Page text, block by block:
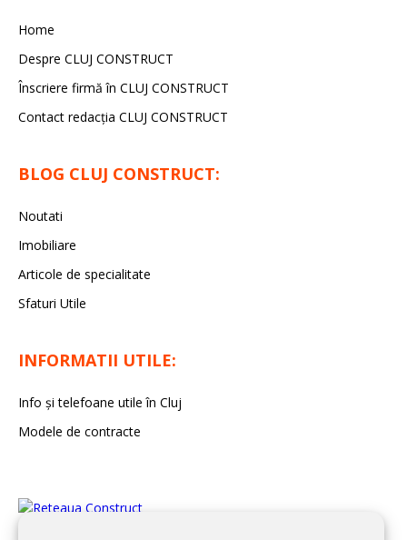
Home
Despre CLUJ CONSTRUCT
Înscriere firmă în CLUJ CONSTRUCT
Contact redacția CLUJ CONSTRUCT
BLOG CLUJ CONSTRUCT:
Noutati
Imobiliare
Articole de specialitate
Sfaturi Utile
INFORMATII UTILE:
Info și telefoane utile în Cluj
Modele de contracte